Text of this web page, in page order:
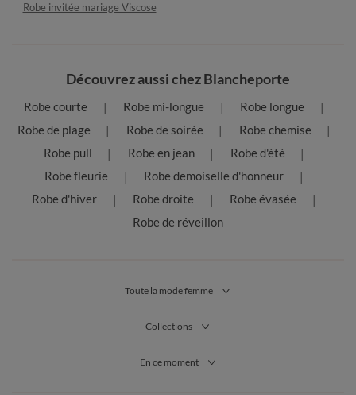
Robe invitée mariage Viscose
Découvrez aussi chez Blancheporte
Robe courte Robe mi-longue
Robe longue
Robe de plage
Robe de soirée
Robe chemise
Robe pull
Robe en jean
Robe d'été
Robe fleurie
Robe demoiselle d'honneur
Robe d'hiver
Robe droite
Robe évasée
Robe de réveillon
Toute la mode femme
Collections
En ce moment